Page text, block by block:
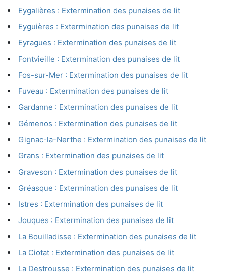
Eygalières : Extermination des punaises de lit
Eyguières : Extermination des punaises de lit
Eyragues : Extermination des punaises de lit
Fontvieille : Extermination des punaises de lit
Fos-sur-Mer : Extermination des punaises de lit
Fuveau : Extermination des punaises de lit
Gardanne : Extermination des punaises de lit
Gémenos : Extermination des punaises de lit
Gignac-la-Nerthe : Extermination des punaises de lit
Grans : Extermination des punaises de lit
Graveson : Extermination des punaises de lit
Gréasque : Extermination des punaises de lit
Istres : Extermination des punaises de lit
Jouques : Extermination des punaises de lit
La Bouilladisse : Extermination des punaises de lit
La Ciotat : Extermination des punaises de lit
La Destrousse : Extermination des punaises de lit